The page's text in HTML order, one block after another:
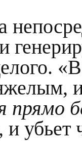
прямо
и убьет